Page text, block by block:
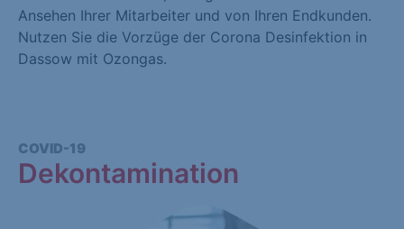
Ansehen Ihrer Mitarbeiter und von Ihren Endkunden.
Nutzen Sie die Vorzüge der Corona Desinfektion in
Dassow mit Ozongas.
COVID-19
Dekontamination